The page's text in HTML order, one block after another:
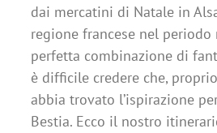
dai mercatini di Natale in
regione francese nel
perfetta combinazione di
è difficile credere che,
abbia trovato l’ispirazione
Bestia. Ecco il nostro